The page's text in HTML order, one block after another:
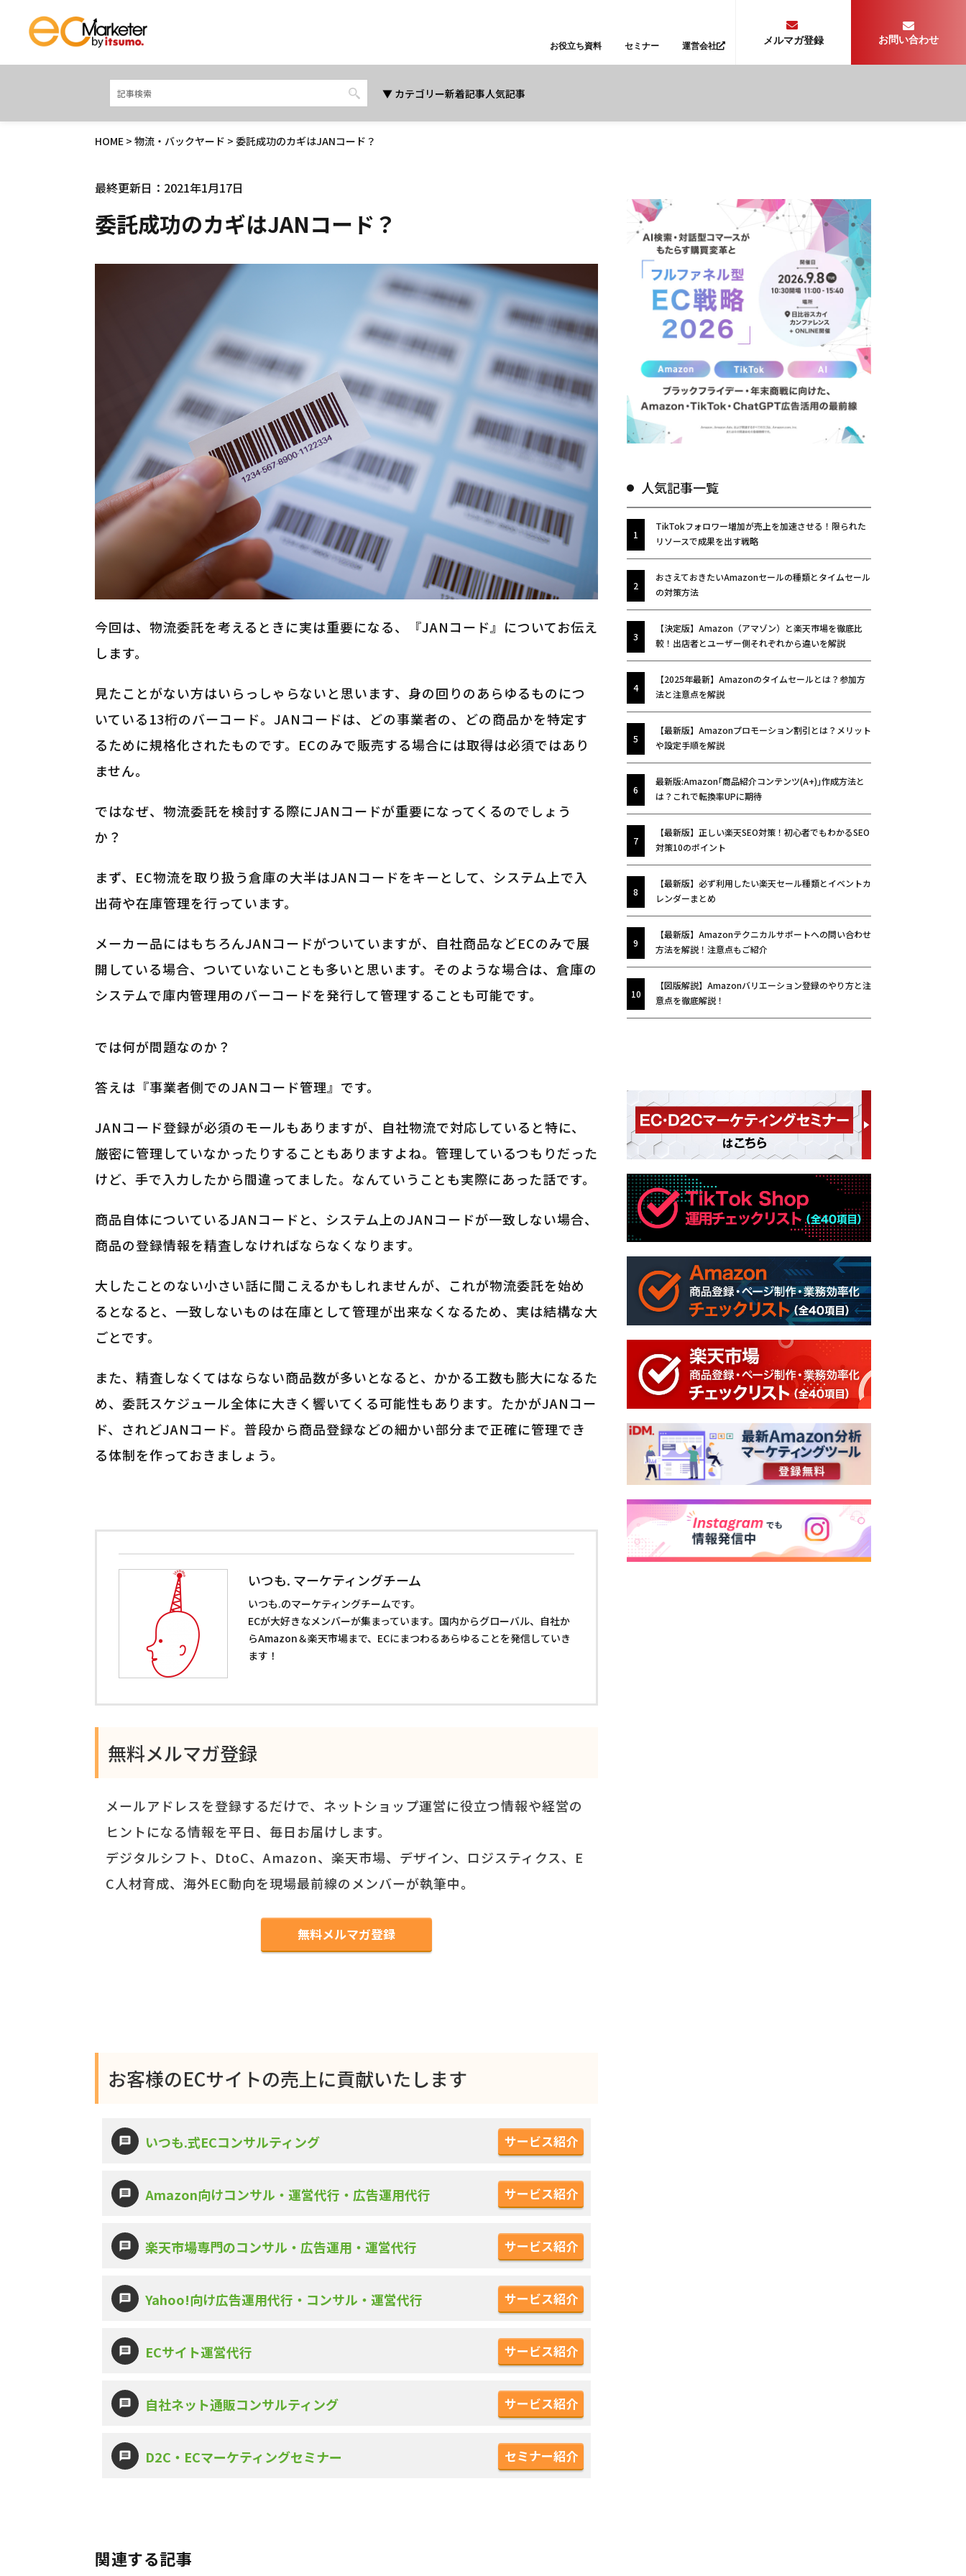
お役立ち資料 セミナー 運営会社 メルマガ登録 お問い合わせ
カテゴリー新着記事人気記事
HOME > 物流・バックヤード > 委託成功のカギはJANコード？
最終更新日：2021年1月17日
委託成功のカギはJANコード？
今回は、物流委託を考えるときに実は重要になる、『JANコード』についてお伝え
します。
見たことがない方はいらっしゃらないと思います、身の回りのあらゆるものにつ
いている13桁のバーコード。JANコードは、どの事業者の、どの商品かを特定す
るために規格化されたものです。ECのみで販売する場合には取得は必須ではあり
ません。
ではなぜ、物流委託を検討する際にJANコードが重要になってくるのでしょう
か？
まず、EC物流を取り扱う倉庫の大半はJANコードをキーとして、システム上で入
出荷や在庫管理を行っています。
メーカー品にはもちろんJANコードがついていますが、自社商品などECのみで展
開している場合、ついていないことも多いと思います。そのような場合は、倉庫の
システムで庫内管理用のバーコードを発行して管理することも可能です。
では何が問題なのか？
答えは『事業者側でのJANコード管理』です。
JANコード登録が必須のモールもありますが、自社物流で対応していると特に、
厳密に管理していなかったりすることもありますよね。管理しているつもりだった
けど、手で入力したから間違ってました。なんていうことも実際にあった話です。
商品自体についているJANコードと、システム上のJANコードが一致しない場合、
商品の登録情報を精査しなければならなくなります。
大したことのない小さい話に聞こえるかもしれませんが、これが物流委託を始め
るとなると、一致しないものは在庫として管理が出来なくなるため、実は結構な大
ごとです。
また、精査しなくてはならない商品数が多いとなると、かかる工数も膨大になるた
め、委託スケジュール全体に大きく響いてくる可能性もあります。たかがJANコー
ド、されどJANコード。普段から商品登録などの細かい部分まで正確に管理でき
る体制を作っておきましょう。
いつも. マーケティングチーム
いつも.のマーケティングチームです。
ECが大好きなメンバーが集まっています。国内からグローバル、自社か
らAmazon＆楽天市場まで、ECにまつわるあらゆることを発信していき
ます！
人気記事一覧
TikTokフォロワー増加が売上を加速させる！限られた
リソースで成果を出す戦略
おさえておきたいAmazonセールの種類とタイムセール
の対策方法
【決定版】Amazon（アマゾン）と楽天市場を徹底比
較！出店者とユーザー側それぞれから違いを解説
【2025年最新】Amazonのタイムセールとは？参加方
法と注意点を解説
【最新版】Amazonプロモーション割引とは？メリット
や設定手順を解説
最新版:Amazon｢商品紹介コンテンツ(A+)｣作成方法と
は？これで転換率UPに期待
【最新版】正しい楽天SEO対策！初心者でもわかるSEO
対策10のポイント
【最新版】必ず利用したい楽天セール種類とイベントカ
レンダーまとめ
【最新版】Amazonテクニカルサポートへの問い合わせ
方法を解説！注意点もご紹介
【図版解説】Amazonバリエーション登録のやり方と注
意点を徹底解説！
無料メルマガ登録
メールアドレスを登録するだけで、ネットショップ運営に役立つ情報や経営の
ヒントになる情報を平日、毎日お届けします。
デジタルシフト、DtoC、Amazon、楽天市場、デザイン、ロジスティクス、E
C人材育成、海外EC動向を現場最前線のメンバーが執筆中。
無料メルマガ登録
お客様のECサイトの売上に貢献いたします
いつも.式ECコンサルティング サービス紹介
Amazon向けコンサル・運営代行・広告運用代行 サービス紹介
楽天市場専門のコンサル・広告運用・運営代行 サービス紹介
Yahoo!向け広告運用代行・コンサル・運営代行 サービス紹介
ECサイト運営代行 サービス紹介
自社ネット通販コンサルティング サービス紹介
D2C・ECマーケティングセミナー セミナー紹介
関連する記事